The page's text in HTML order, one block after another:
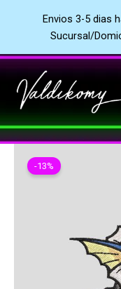
Envios 3-5 dias
Sucursal/
al
contenido
-13%